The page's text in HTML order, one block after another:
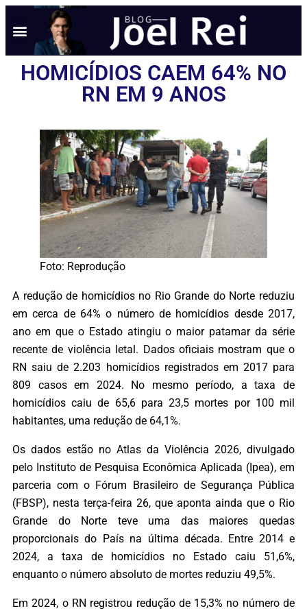
HOMICÍDIOS CAEM 64% NO
RN EM 9 ANOS
Foto: Reprodução
A redução de homicídios no Rio Grande do Norte reduziu
em cerca de 64% o número de homicídios desde 2017,
ano em que o Estado atingiu o maior patamar da série
recente de violência letal. Dados oficiais mostram que o
RN saiu de 2.203 homicídios registrados em 2017 para
809 casos em 2024. No mesmo período, a taxa de
homicídios caiu de 65,6 para 23,5 mortes por 100 mil
habitantes, uma redução de 64,1%.
Os dados estão no Atlas da Violência 2026, divulgado
pelo Instituto de Pesquisa Econômica Aplicada (Ipea), em
parceria com o Fórum Brasileiro de Segurança Pública
(FBSP), nesta terça-feira 26, que aponta ainda que o Rio
Grande do Norte teve uma das maiores quedas
proporcionais do País na última década. Entre 2014 e
2024, a taxa de homicídios no Estado caiu 51,6%,
enquanto o número absoluto de mortes reduziu 49,5%.
Em 2024, o RN registrou redução de 15,3% no número de